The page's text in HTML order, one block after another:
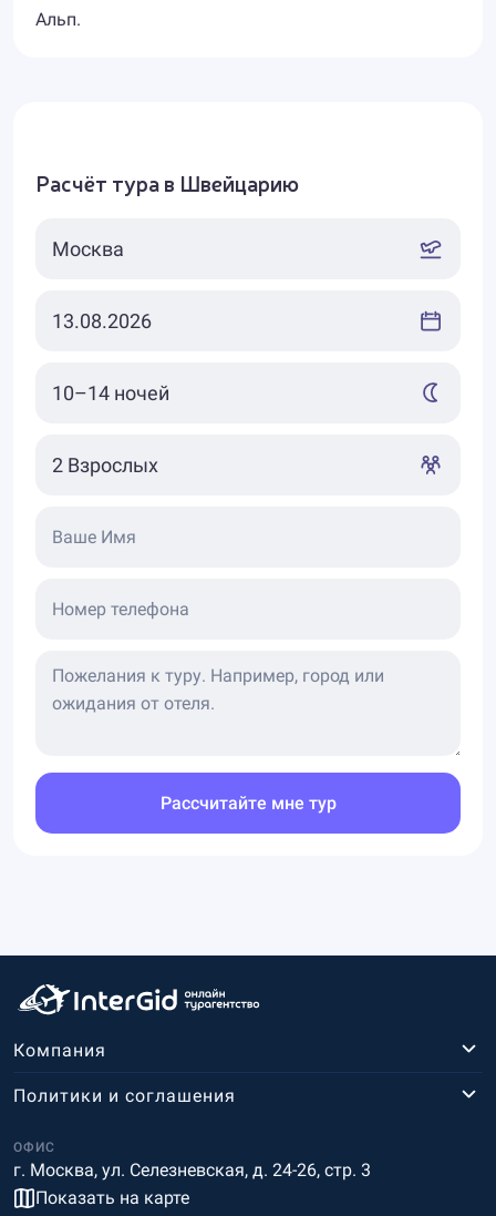
Альп.
Расчёт тура в Швейцарию
Ваше Имя
Номер телефона
Рассчитайте мне тур
Компания
ОФИС
г. Москва, ул. Селезневская, д. 24-26, стр. 3
Показать на карте
Политики и соглашения